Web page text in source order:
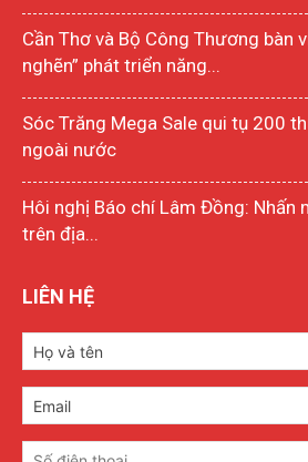
Cần Thơ và Bộ Công Thương bàn
nghẽn” phát triển năng...
Sóc Trăng Mega Sale qui tụ 200
ngoài nước
Hôi nghị Báo chí Lâm Đồng: Nhấn
trên địa...
LIÊN HỆ